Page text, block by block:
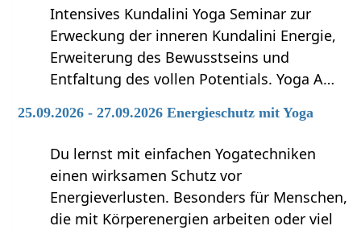
Intensives Kundalini Yoga Seminar zur
Erweckung der inneren Kundalini Energie,
Erweiterung des Bewusstseins und
Entfaltung des vollen Potentials. Yoga A…
25.09.2026 - 27.09.2026 Energieschutz mit Yoga
Du lernst mit einfachen Yogatechniken
einen wirksamen Schutz vor
Energieverlusten. Besonders für Menschen,
die mit Körperenergien arbeiten oder viel